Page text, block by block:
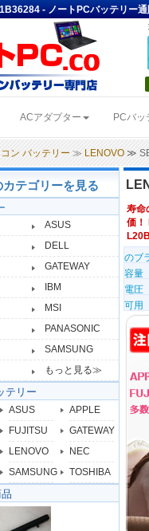
- ノートPCバッテリー
(current)ACアダプター PCバッ
ン バッテリー ≫ LENOVO ≫
テゴリーを見る
ASUS
DELL
GATEWAY
IBM
MSI
PANASONIC
SAMSUNG
もっと見る≫
テリー
ASUS
APPLE
FUJITSU
GATEWAY
LENOVO
NEC
SAMSUNG TOSHIBA
寿命
価！
のブ
容量
電圧
可用